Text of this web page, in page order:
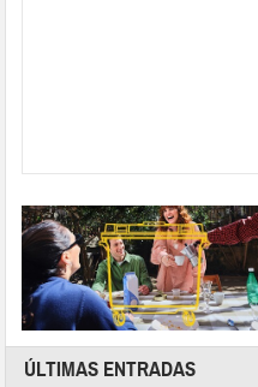
ÚLTIMAS ENTRADAS